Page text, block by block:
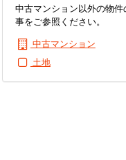
中古マンション以外の物
事をご参照ください。
中古マンション
土地